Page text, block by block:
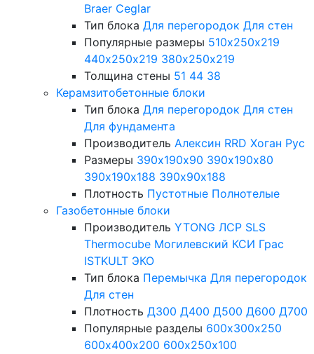
Braer Ceglar
Тип блока Для перегородок Для стен
Популярные размеры 510х250х219
440х250х219 380х250х219
Толщина стены 51 44 38
Керамзитобетонные блоки
Тип блока Для перегородок Для стен
Для фундамента
Производитель Алексин RRD Хоган Рус
Размеры 390х190х90 390х190х80
390х190х188 390х90х188
Плотность Пустотные Полнотелые
Газобетонные блоки
Производитель YTONG ЛСР SLS
Thermocube Могилевский КСИ Грас
ISTKULT ЭКО
Тип блока Перемычка Для перегородок
Для стен
Плотность Д300 Д400 Д500 Д600 Д700
Популярные разделы 600х300х250
600х400х200 600х250х100